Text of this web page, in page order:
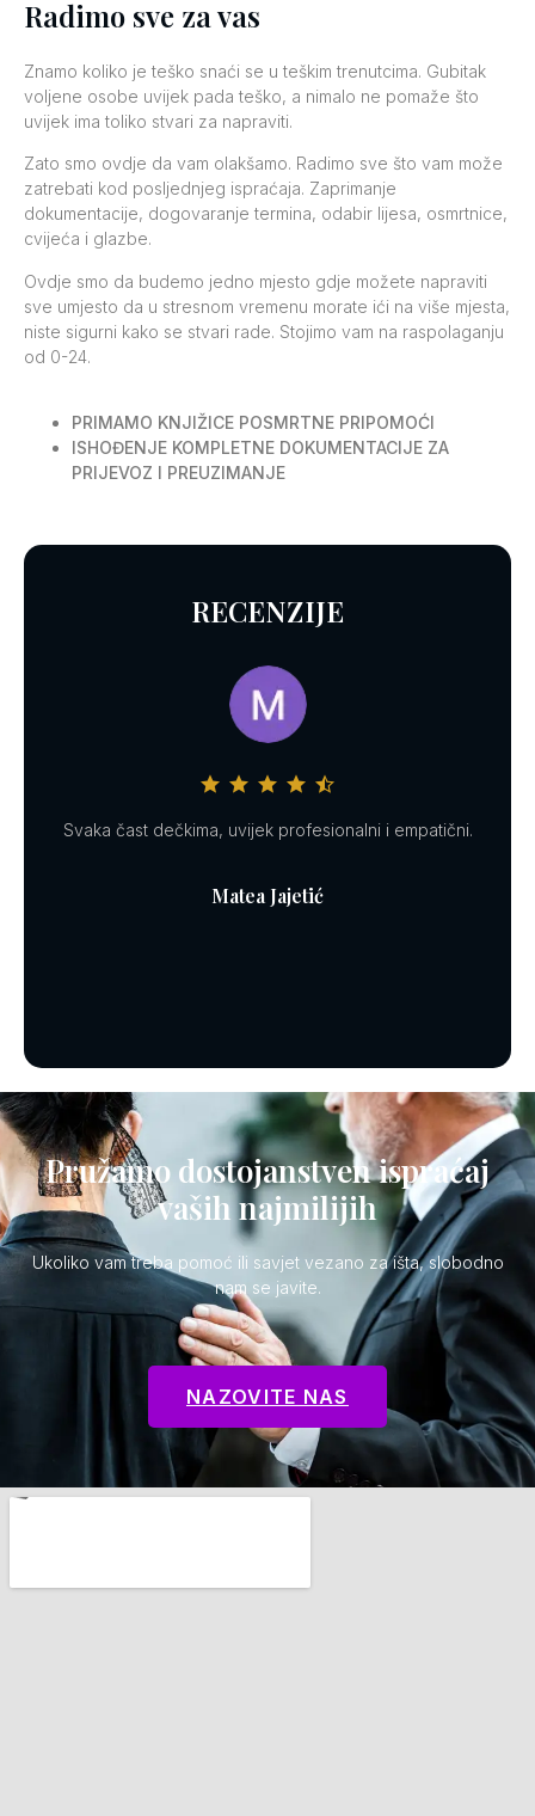
Radimo sve za vas
Znamo koliko je teško snaći se u teškim trenutcima. Gubitak
voljene osobe uvijek pada teško, a nimalo ne pomaže što
uvijek ima toliko stvari za napraviti.
Zato smo ovdje da vam olakšamo. Radimo sve što vam može
zatrebati kod posljednjeg ispraćaja. Zaprimanje
dokumentacije, dogovaranje termina, odabir lijesa, osmrtnice,
cvijeća i glazbe.
Ovdje smo da budemo jedno mjesto gdje možete napraviti
sve umjesto da u stresnom vremenu morate ići na više mjesta,
niste sigurni kako se stvari rade. Stojimo vam na raspolaganju
od 0-24.
PRIMAMO KNJIŽICE POSMRTNE PRIPOMOĆI
ISHOĐENJE KOMPLETNE DOKUMENTACIJE ZA
PRIJEVOZ I PREUZIMANJE
RECENZIJE
Svaka čast dečkima, uvijek profesionalni i empatični.
Matea Jajetić
Pružamo dostojanstven ispraćaj
vaših najmilijih
Ukoliko vam treba pomoć ili savjet vezano za išta, slobodno
nam se javite.
NAZOVITE NAS